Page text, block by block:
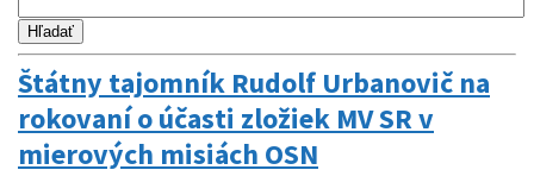
Štátny tajomník Rudolf Urbanovič na
rokovaní o účasti zložiek MV SR v
mierových misiách OSN